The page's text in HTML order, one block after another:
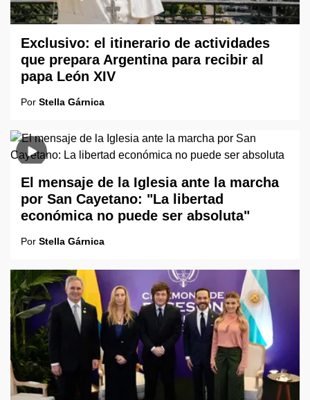
Exclusivo: el itinerario de actividades
que prepara Argentina para recibir al
papa León XIV
Por Stella Gárnica
El mensaje de la Iglesia ante la marcha
por San Cayetano: "La libertad
económica no puede ser absoluta"
Por Stella Gárnica